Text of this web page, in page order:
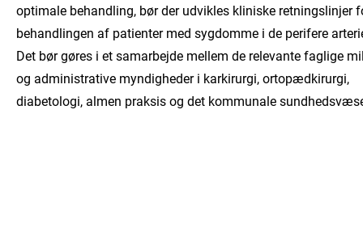
optimale behandling, bør der udvikles kliniske retningslinjer
behandlingen af patienter med sygdomme i de perifere
Det bør gøres i et samarbejde mellem de relevante faglige
og administrative myndigheder i karkirurgi, ortopædkirurgi,
diabetologi, almen praksis og det kommunale